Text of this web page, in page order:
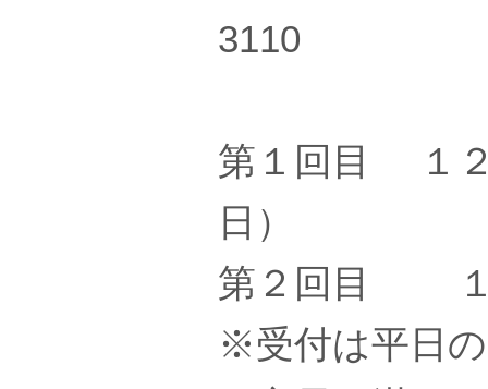
3110
第１回目 １２
日）
第２回目 １
※受付は平日